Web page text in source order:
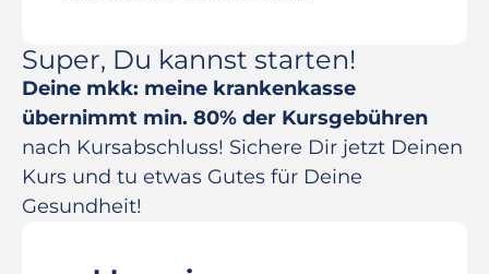
Super, Du kannst starten!
Deine mkk: meine krankenkasse
übernimmt min. 80% der Kursgebühren
nach Kursabschluss! Sichere Dir jetzt Deinen
Kurs und tu etwas Gutes für Deine
Gesundheit!